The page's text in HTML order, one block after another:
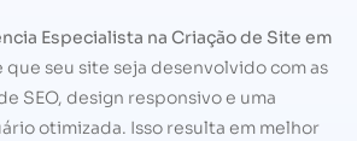
Especialista na Criação de Site em
que seu site seja desenvolvido com as
SEO, design responsivo e uma
otimizada. Isso resulta em melhor